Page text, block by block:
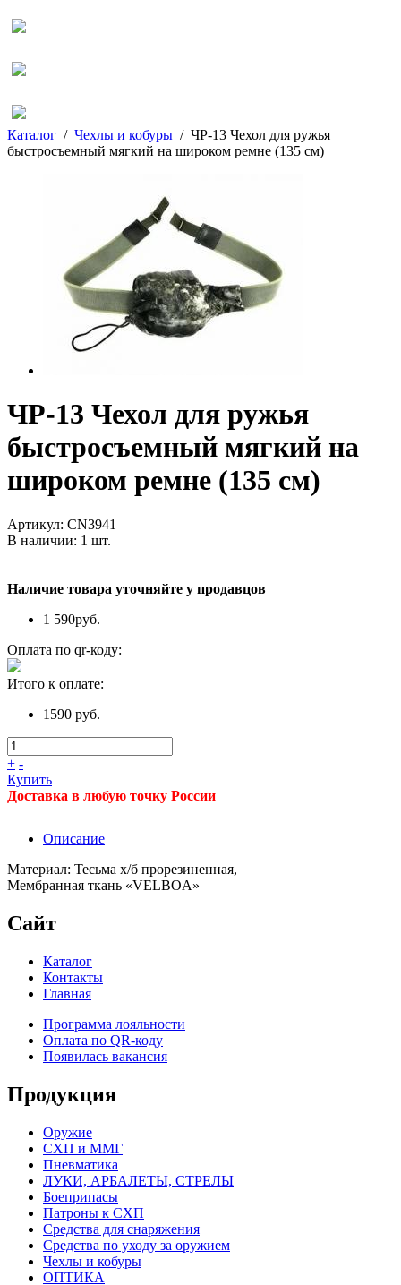
Каталог / Чехлы и кобуры / ЧР-13 Чехол для ружья
быстросъемный мягкий на широком ремне (135 см)
ЧР-13 Чехол для ружья
быстросъемный мягкий на
широком ремне (135 см)
Артикул: CN3941
В наличии: 1 шт.
Наличие товара уточняйте у продавцов
1 590руб.
Оплата по qr-коду:
Итого к оплате:
1590 руб.
+ -
Купить
Доставка в любую точку России
Описание
Материал: Тесьма х/б прорезиненная,
Мембранная ткань «VELBOA»
Сайт
Каталог
Контакты
Главная
Программа лояльности
Оплата по QR-коду
Появилась вакансия
Продукция
Оружие
СХП и ММГ
Пневматика
ЛУКИ, АРБАЛЕТЫ, СТРЕЛЫ
Боеприпасы
Патроны к СХП
Средства для снаряжения
Средства по уходу за оружием
Чехлы и кобуры
ОПТИКА